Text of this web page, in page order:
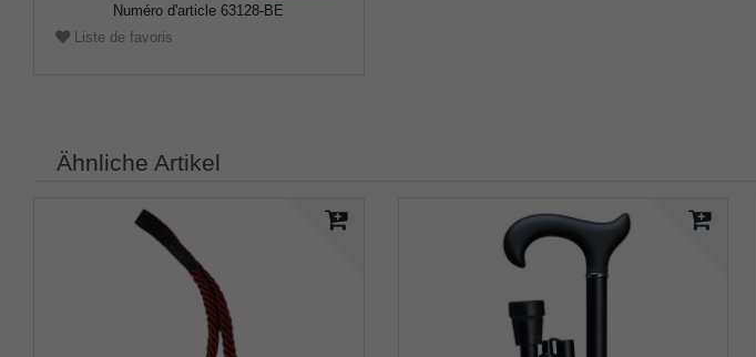
Numéro d'article63128-BE
Liste de favoris
Ähnliche Artikel